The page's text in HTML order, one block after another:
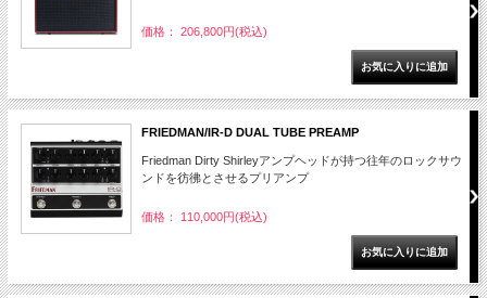
価格： 206,800円(税込)
FRIEDMAN/IR-D DUAL TUBE PREAMP
Friedman Dirty Shirleyアンプヘッドが持つ往年のロックサウ
ンドを彷彿とさせるプリアンプ
価格： 110,000円(税込)